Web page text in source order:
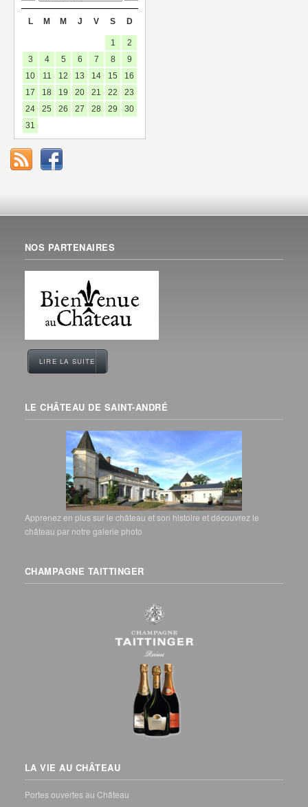
L M M J V S D
1
2
3
4 5 6 7 8
9
10
11 12 13 14 15
16
17
18 19 20 21 22
23
24
25 26 27 28 29
30
31
NOS PARTENAIRES
LIRE LA SUITE
LE CHÂTEAU DE SAINT-ANDRÉ
Apprenez en plus sur le château et son histoire et découvrez le
château par notre galerie photo
CHAMPAGNE TAITTINGER
LA VIE AU CHÂTEAU
Portes ouvertes au Château